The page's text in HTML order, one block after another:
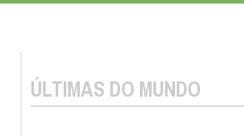
ÚLTIMAS DO MUNDO